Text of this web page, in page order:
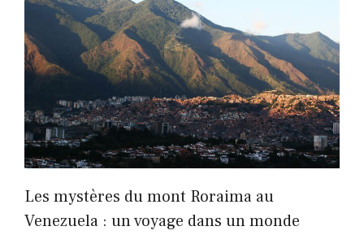
Les mystères du mont Roraima au
Venezuela : un voyage dans un monde